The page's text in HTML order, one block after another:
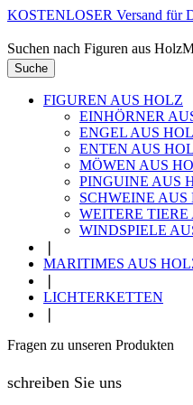
KOSTENLOSER Versand für
Suchen nach Figuren aus Holz
Suche
FIGUREN AUS HOLZ
EINHÖRNER
ENGEL AUS
ENTEN AUS
MÖWEN AUS
PINGUINE AUS
SCHWEINE AUS
WEITERE TIERE
WINDSPIELE
MARITIMES AUS
LICHTERKETTEN
Fragen zu unseren Produkten
schreiben Sie uns